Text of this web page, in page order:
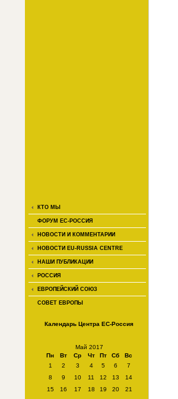
КТО МЫ
ФОРУМ ЕС-РОССИЯ
НОВОСТИ И КОММЕНТАРИИ
НОВОСТИ EU-RUSSIA CENTRE
НАШИ ПУБЛИКАЦИИ
РОССИЯ
ЕВРОПЕЙСКИЙ СОЮЗ
СОВЕТ ЕВРОПЫ
Календарь Центра ЕС-Россия
Май 2017
Пн
Вт Ср Чт Пт Сб
Вс
1
2 3 4 5 6
7
8
9 10 11 12 13
14
15
16 17 18 19 20
21